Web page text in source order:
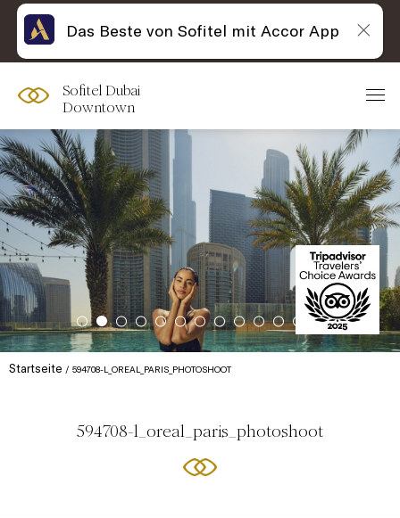
Sofitel Dubai
Downtown
Startseite 594708-L_OREAL_PARIS_PHOTOSHOOT
594708-l_oreal_paris_photoshoot
Das Beste von Sofitel mit Accor App